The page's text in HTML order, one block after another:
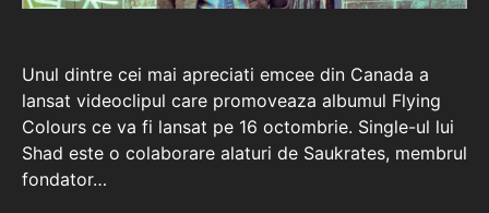
Unul dintre cei mai apreciati emcee din Canada a
lansat videoclipul care promoveaza albumul Flying
Colours ce va fi lansat pe 16 octombrie. Single-ul lui
Shad este o colaborare alaturi de Saukrates, membrul
fondator…